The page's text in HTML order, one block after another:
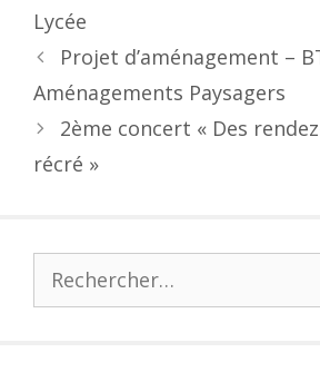
Lycée
Projet d’aménagement –
Aménagements Paysagers
2ème concert « Des
récré »